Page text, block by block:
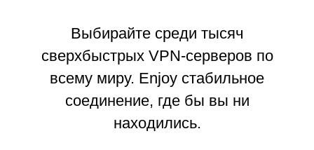
Выбирайте среди тысяч
сверхбыстрых VPN-серверов по
всему миру. Enjoy стабильное
соединение, где бы вы ни
находились.